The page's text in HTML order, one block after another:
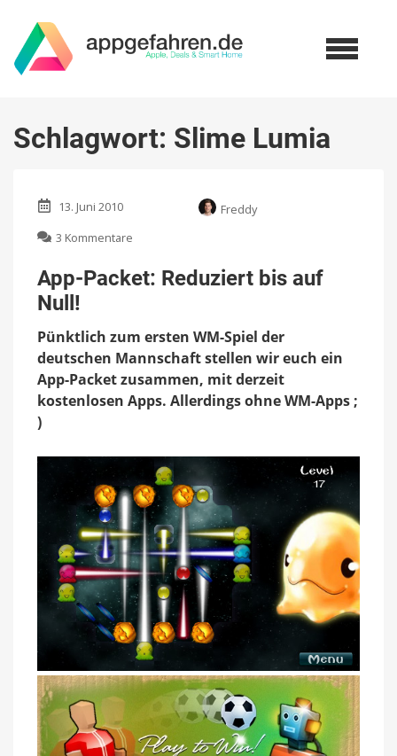
Schlagwort: Slime Lumia
13. Juni 2010
Freddy
3 Kommentare
Packet:
Reduziert
Null!
App-Packet: Reduziert bis auf
Null!
Pünktlich zum ersten WM-Spiel der
deutschen Mannschaft stellen wir euch ein
App-Packet zusammen, mit derzeit
kostenlosen Apps. Allerdings ohne WM-Apps ;
)